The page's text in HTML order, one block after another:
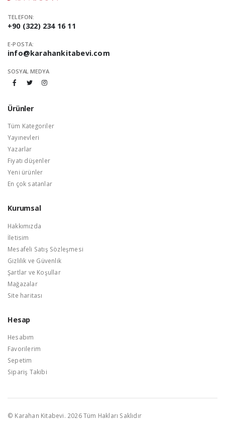
TELEFON:
+90 (322) 234 16 11
E-POSTA:
info@karahankitabevi.com
SOSYAL MEDYA
Ürünler
Tüm Kategoriler
Yayınevleri
Yazarlar
Fiyatı düşenler
Yeni ürünler
En çok satanlar
Kurumsal
Hakkımızda
İletisim
Mesafeli Satış Sözleşmesi
Gizlilik ve Güvenlik
Şartlar ve Koşullar
Mağazalar
Site haritası
Hesap
Hesabım
Favorilerim
Sepetim
Sipariş Takibi
© Karahan Kitabevi. 2026 Tüm Hakları Saklıdır